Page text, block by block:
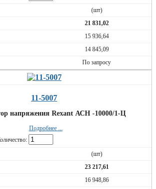
(шт)
21 831,02
15 936,64
14 845,09
По запросу
11-5007
напряжения Rexant АСН -10000/1-Ц
Подробнее ...
(шт)
23 217,61
16 948,86